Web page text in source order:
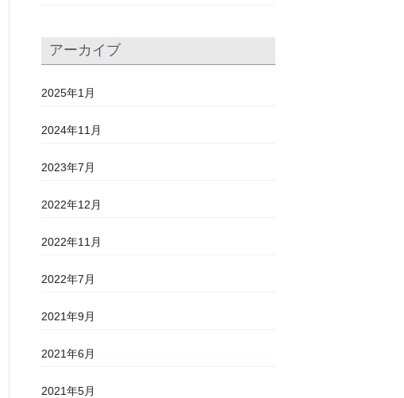
アーカイブ
2025年1月
2024年11月
2023年7月
2022年12月
2022年11月
2022年7月
2021年9月
2021年6月
2021年5月